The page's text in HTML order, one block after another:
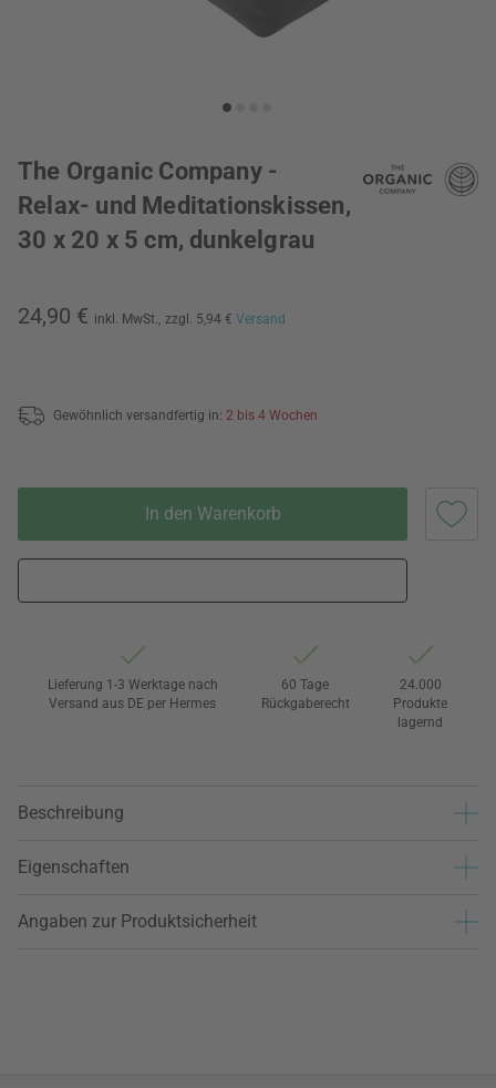
The Organic Company -
Relax- und Meditationskissen,
30 x 20 x 5 cm, dunkelgrau
24,90 € inkl. MwSt., zzgl. 5,94 € Versand
Gewöhnlich versandfertig in: 2 bis 4 Wochen
In den Warenkorb
Lieferung 1-3 Werktage nach
Versand aus DE per Hermes
60 Tage
Rückgaberecht
24.000
Produkte
lagernd
Beschreibung
Eigenschaften
Angaben zur Produktsicherheit